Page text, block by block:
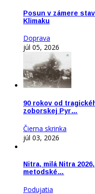
Posun v zámere
Klimaku
Doprava
júl 05, 2026
90 rokov od
zoborskej Pyr…
Čierna skrinka
júl 03, 2026
Nitra, milá Nitra
metodské…
Podujatia